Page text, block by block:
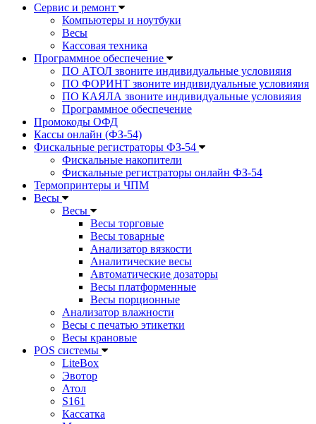
Сервис и ремонт
Компьютеры и ноутбуки
Весы
Кассовая техника
Программное обеспечение
ПО АТОЛ звоните индивидуальные условияия
ПО ФОРИНТ звоните индивидуальные условияия
ПО КАЯЛА звоните индивидуальные условияия
Программное обеспечение
Промокоды ОФД
Кассы онлайн (ФЗ-54)
Фискальные регистраторы ФЗ-54
Фискальные накопители
Фискальные регистраторы онлайн ФЗ-54
Термопринтеры и ЧПМ
Весы
Весы
Весы торговые
Весы товарные
Анализатор вязкости
Аналитические весы
Автоматические дозаторы
Весы платформенные
Весы порционные
Анализатор влажности
Весы с печатью этикетки
Весы крановые
POS системы
LiteBox
Эвотор
Атол
S161
Кассатка